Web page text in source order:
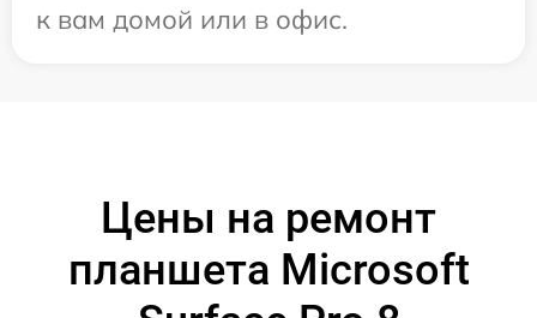
к вам домой или в офис.
Цены на ремонт
планшета Microsoft